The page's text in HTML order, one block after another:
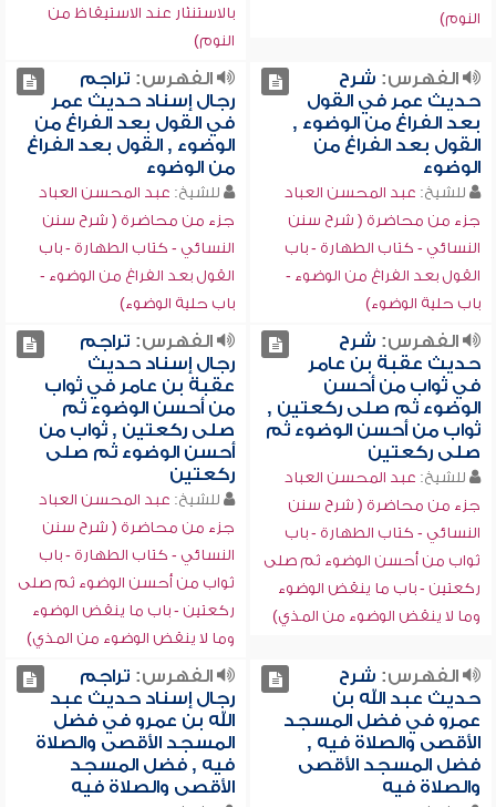
النوم)
بالاستنثار عند الاستيقاظ من
النوم)
الفهرس: شرح
حديث عمر في القول
بعد الفراغ من الوضوء ,
القول بعد الفراغ من
الوضوء
للشيخ: عبد المحسن العباد
جزء من محاضرة ( شرح سنن
النسائي - كتاب الطهارة - باب
القول بعد الفراغ من الوضوء -
باب حلية الوضوء)
الفهرس: تراجم
رجال إسناد حديث عمر
في القول بعد الفراغ من
الوضوء , القول بعد الفراغ
من الوضوء
للشيخ: عبد المحسن العباد
جزء من محاضرة ( شرح سنن
النسائي - كتاب الطهارة - باب
القول بعد الفراغ من الوضوء -
باب حلية الوضوء)
الفهرس: شرح
حديث عقبة بن عامر
في ثواب من أحسن
الوضوء ثم صلى ركعتين ,
ثواب من أحسن الوضوء ثم
صلى ركعتين
للشيخ: عبد المحسن العباد
جزء من محاضرة ( شرح سنن
النسائي - كتاب الطهارة - باب
ثواب من أحسن الوضوء ثم صلى
ركعتين - باب ما ينقض الوضوء
وما لا ينقض الوضوء من المذي)
الفهرس: تراجم
رجال إسناد حديث
عقبة بن عامر في ثواب
من أحسن الوضوء ثم
صلى ركعتين , ثواب من
أحسن الوضوء ثم صلى
ركعتين
للشيخ: عبد المحسن العباد
جزء من محاضرة ( شرح سنن
النسائي - كتاب الطهارة - باب
ثواب من أحسن الوضوء ثم صلى
ركعتين - باب ما ينقض الوضوء
وما لا ينقض الوضوء من المذي)
الفهرس: شرح
حديث عبد الله بن
عمرو في فضل المسجد
الأقصى والصلاة فيه ,
فضل المسجد الأقصى
والصلاة فيه
الفهرس: تراجم
رجال إسناد حديث عبد
الله بن عمرو في فضل
المسجد الأقصى والصلاة
فيه , فضل المسجد
الأقصى والصلاة فيه